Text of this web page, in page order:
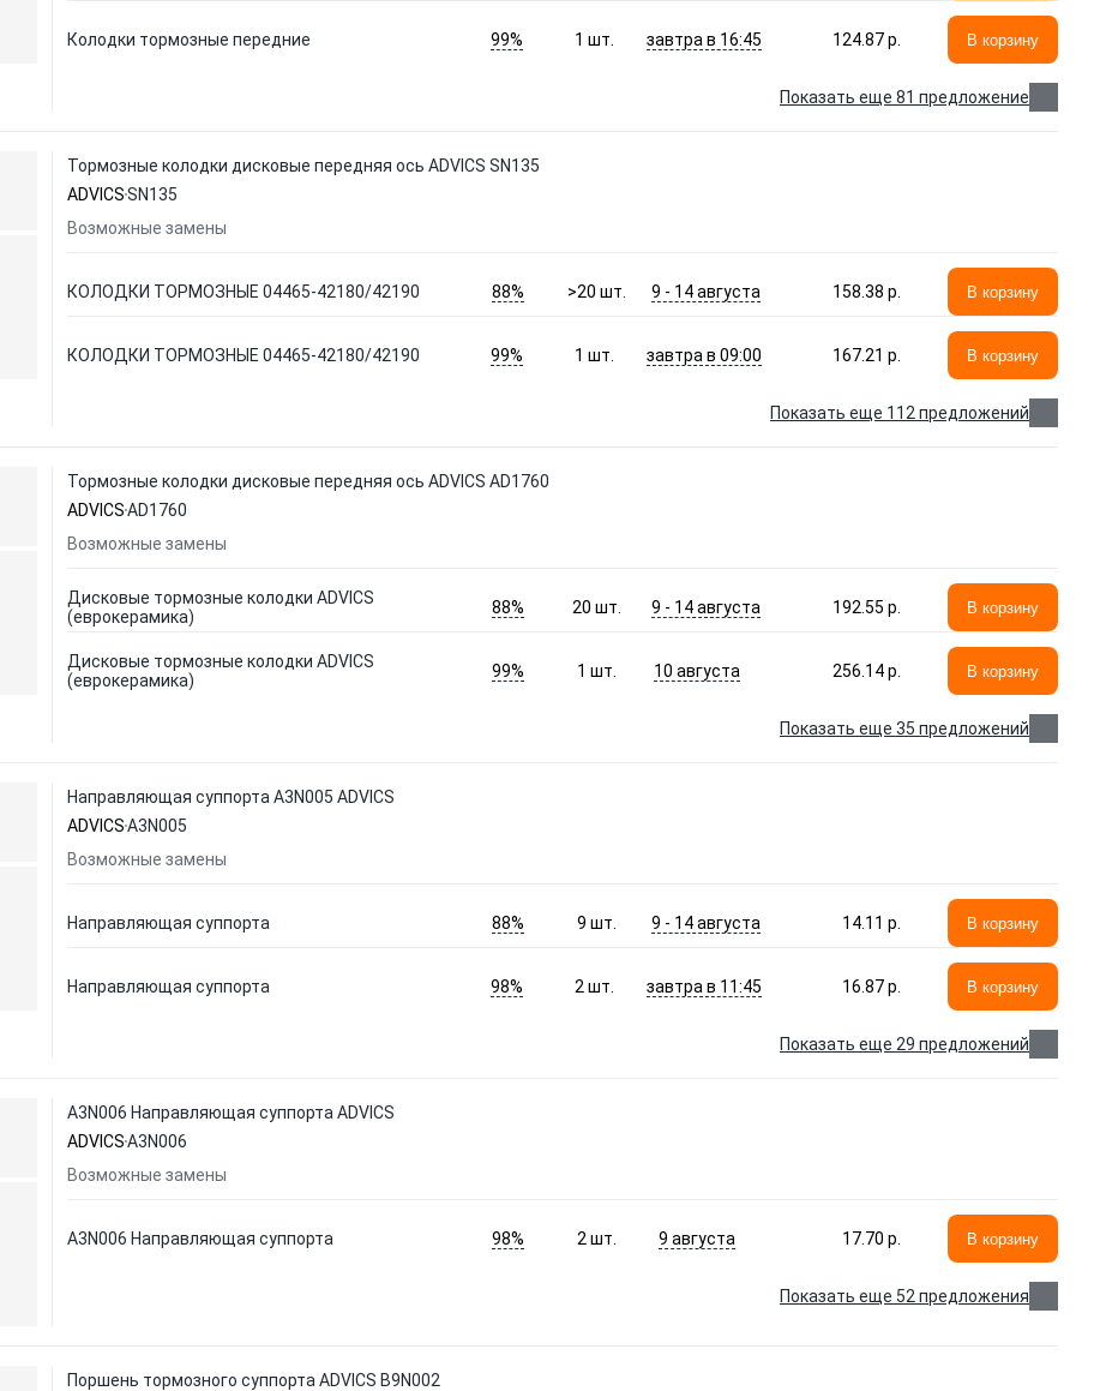
Колодки тормозные передние 99% 1шт. завтра в 16:45 124.87 p. В корзину
Показать еще 81 предложение
Тормозные колодки дисковые передняя ось ADVICS SN135
ADVICSSN135
Возможные замены
КОЛОДКИ ТОРМОЗНЫЕ 04465-42180/42190 88% >20шт. 9 - 14 августа 158.38 p. В корзину
КОЛОДКИ ТОРМОЗНЫЕ 04465-42180/42190 99% 1шт. завтра в 09:00 167.21 p. В корзину
Показать еще 112 предложений
Тормозные колодки дисковые передняя ось ADVICS AD1760
ADVICSAD1760
Возможные замены
Дисковые тормозные колодки ADVICS
(еврокерамика)
88% 20шт. 9 - 14 августа 192.55 p. В корзину
Дисковые тормозные колодки ADVICS
(еврокерамика)
99% 1шт. 10 августа 256.14 p. В корзину
Показать еще 35 предложений
Направляющая суппорта A3N005 ADVICS
ADVICSA3N005
Возможные замены
Направляющая суппорта 88% 9шт. 9 - 14 августа 14.11 p. В корзину
Направляющая суппорта 98% 2шт. завтра в 11:45 16.87 p. В корзину
Показать еще 29 предложений
A3N006 Направляющая суппорта ADVICS
ADVICSA3N006
Возможные замены
A3N006 Направляющая суппорта 98% 2шт. 9 августа 17.70 p. В корзину
Показать еще 52 предложения
Поршень тормозного суппорта ADVICS B9N002